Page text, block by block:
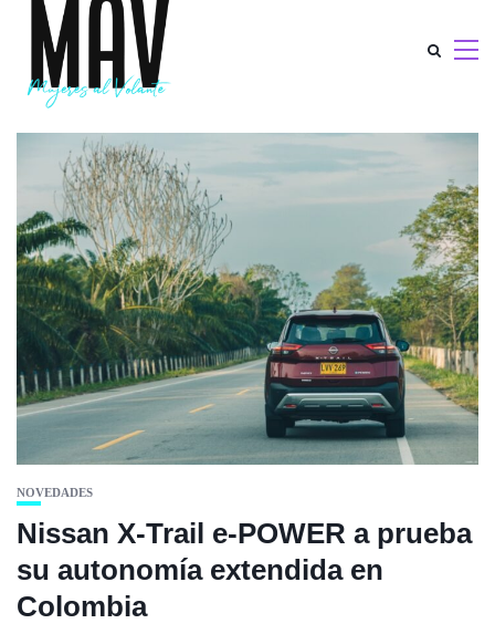
NOVEDADES
Nissan X-Trail e-POWER a prueba
su autonomía extendida en
Colombia